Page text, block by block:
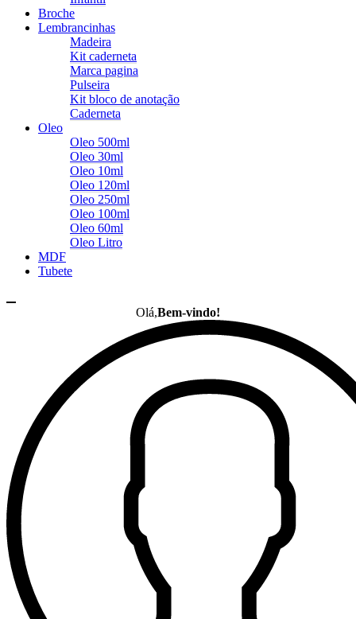
Broche
Lembrancinhas
Madeira
Kit caderneta
Marca pagina
Pulseira
Kit bloco de anotação
Caderneta
Oleo
Oleo 500ml
Oleo 30ml
Oleo 10ml
Oleo 120ml
Oleo 250ml
Oleo 100ml
Oleo 60ml
Oleo Litro
MDF
Tubete
Olá,Bem-vindo!